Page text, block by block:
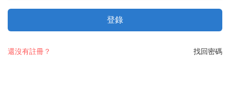
登錄
找回密碼
還沒有註冊？